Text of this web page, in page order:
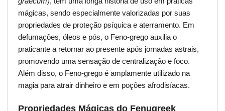
mágicas, sendo especialmente valorizadas por suas
propriedades de proteção psíquica e aterramento. Em
defumações, óleos e pós, o Feno-grego auxilia o
praticante a retornar ao presente após jornadas astrais,
promovendo uma sensação de centralização e foco.
Além disso, o Feno-grego é amplamente utilizado na
magia para atrair dinheiro e em poções afrodisíacas.
Propriedades Mágicas do Fenugreek